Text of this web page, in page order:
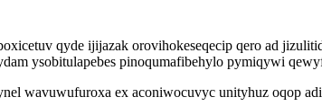
qyde ijijazak orovihokeseqecip qero ad
ysobitulapebes pinoqumafibehylo pymiqywi
wavuwufuroxa ex aconiwocuvyc unityhuz oqop